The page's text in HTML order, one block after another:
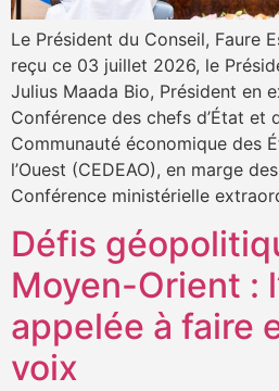
Le Président du Conseil, Faure
reçu ce 03 juillet 2026, le
Julius Maada Bio, Président en
Conférence des chefs d’État et
Communauté économique des
l’Ouest (CEDEAO), en marge
Conférence ministérielle
Défis
Moyen-Orient :
appelée à faire
voix